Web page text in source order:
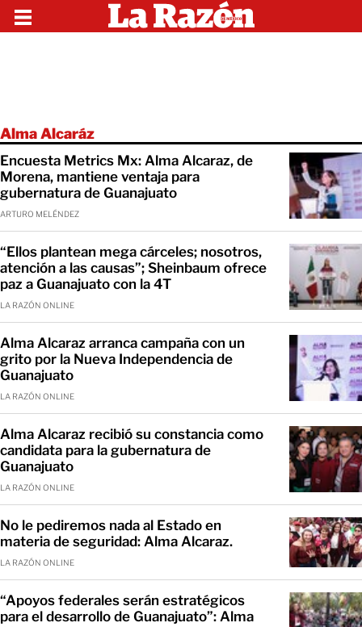
Alma Alcaráz
Encuesta Metrics Mx: Alma Alcaraz, de
Morena, mantiene ventaja para
gubernatura de Guanajuato
ARTURO MELÉNDEZ
“Ellos plantean mega cárceles; nosotros,
atención a las causas”; Sheinbaum ofrece
paz a Guanajuato con la 4T
LA RAZÓN ONLINE
Alma Alcaraz arranca campaña con un
grito por la Nueva Independencia de
Guanajuato
LA RAZÓN ONLINE
Alma Alcaraz recibió su constancia como
candidata para la gubernatura de
Guanajuato
LA RAZÓN ONLINE
No le pediremos nada al Estado en
materia de seguridad: Alma Alcaraz.
LA RAZÓN ONLINE
“Apoyos federales serán estratégicos
para el desarrollo de Guanajuato”: Alma